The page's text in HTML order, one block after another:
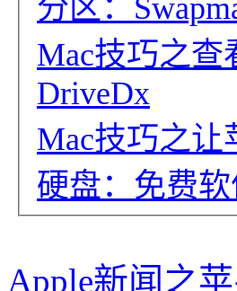
分区：
Mac技巧之
DriveDx
Mac技巧之让
硬盘：免费软
Apple新闻之